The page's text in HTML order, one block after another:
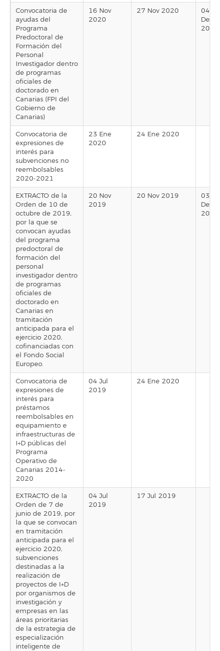
Convocatoria de
ayudas del
Programa
Predoctoral de
Formación del
Personal
Investigador dentro
de programas
oficiales de
doctorado en
Canarias (FPI del
Gobierno de
Canarias)
16 Nov
2020
27 Nov 2020
04
Dec
2020
Convocatoria de
expresiones de
interés para
subvenciones no
reembolsables
2020-2021
23 Ene
2020
24 Ene 2020
EXTRACTO de la
Orden de 10 de
octubre de 2019,
por la que se
convocan ayudas
del programa
predoctoral de
formación del
personal
investigador dentro
de programas
oficiales de
doctorado en
Canarias en
tramitación
anticipada para el
ejercicio 2020,
cofinanciadas con
el Fondo Social
Europeo.
20 Nov
2019
20 Nov 2019
03
Dec
2019
Convocatoria de
expresiones de
interés para
préstamos
reembolsables en
equipamiento e
infraestructuras de
I+D públicas del
Programa
Operativo de
Canarias 2014-
2020
04 Jul
2019
24 Ene 2020
EXTRACTO de la
Orden de 7 de
junio de 2019, por
la que se convocan
en tramitación
anticipada para el
ejercicio 2020,
subvenciones
destinadas a la
realización de
proyectos de I+D
por organismos de
investigación y
empresas en las
áreas prioritarias
de la estrategia de
especialización
inteligente de
04 Jul
2019
17 Jul 2019